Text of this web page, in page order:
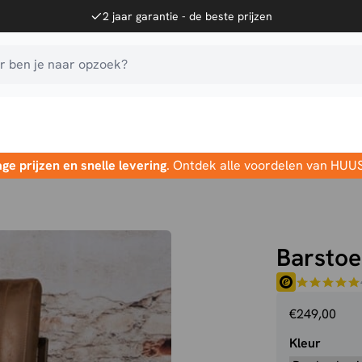
2 jaar garantie - de beste prijzen
ben je naar opzoek?
prijzen en snelle levering. Ontdek alle voordelen van
€249,00
Kleur